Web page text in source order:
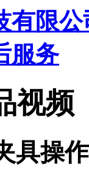
视频
具操